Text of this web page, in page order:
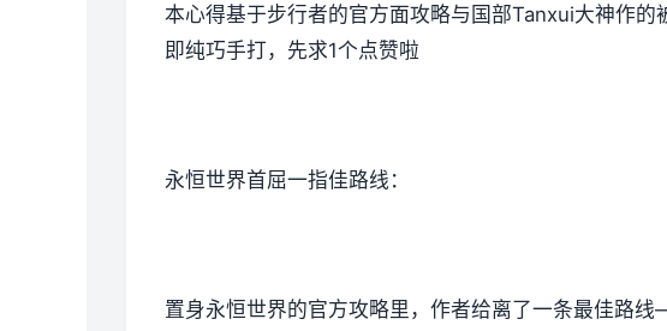
本心得基于步行者的官方面攻略与国部Tanxui大神作
即纯巧手打，先求1个点赞啦
永恒世界首屈一指佳路线：
置身永恒世界的官方攻略里，作者给离了一条最佳路